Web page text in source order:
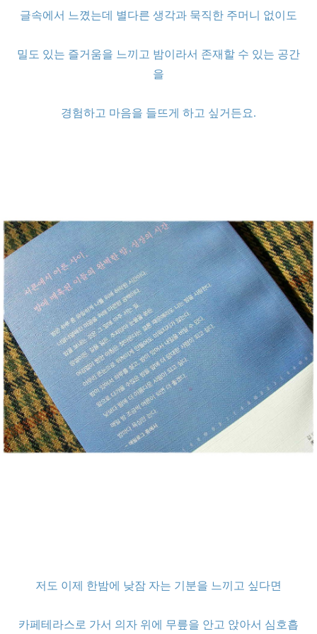
글속에서 느꼈는데 별다른 생각과 묵직한 주머니 없이도
밀도 있는 즐거움을 느끼고 밤이라서 존재할 수 있는 공간
을
경험하고 마음을 들뜨게 하고 싶거든요.
저도 이제 한밤에 낮잠 자는 기분을 느끼고 싶다면
카페테라스로 가서 의자 위에 무릎을 안고 앉아서 심호흡